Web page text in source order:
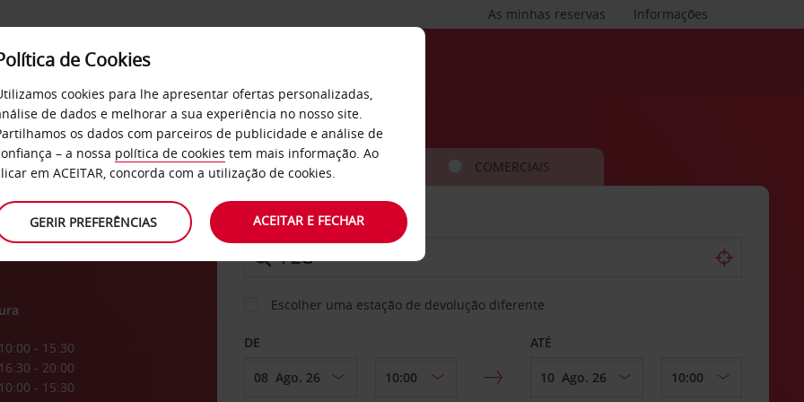
Informações
As minhas reservas
SERVIÇOS EMPRESAS
10:00 - 15:30
16:30 - 20:00
10:00 - 15:30
CARRO COMERCIAIS
LEVANTAR EM
Escolher uma estação de devolução diferente
DE ATÉ
de Cookies
cookies para lhe apresentar ofertas personalizadas,
de dados e melhorar a sua experiência no nosso site.
os dados com parceiros de publicidade e análise de
– a nossa política de cookies tem mais informação. Ao
em ACEITAR, concorda com a utilização de cookies.
GERIR PREFERÊNCIAS ACEITAR E FECHAR